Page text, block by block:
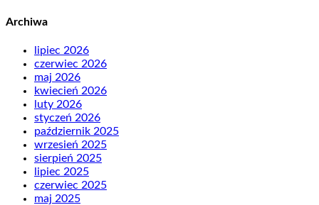
Archiwa
lipiec 2026
czerwiec 2026
maj 2026
kwiecień 2026
luty 2026
styczeń 2026
październik 2025
wrzesień 2025
sierpień 2025
lipiec 2025
czerwiec 2025
maj 2025